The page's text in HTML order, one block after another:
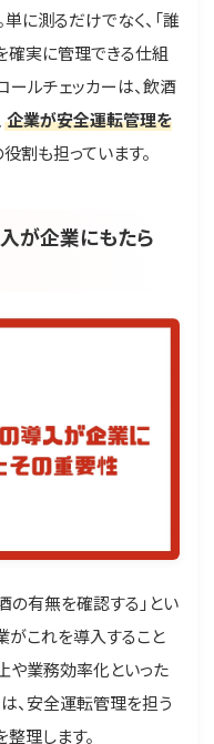
に測るだけでなく、「誰
確実に管理できる仕組
ールチェッカーは、飲酒
企業が安全運転管理を
役割も担っています。
が企業にもたら
の有無を確認する」とい
がこれを導入すること
や業務効率化といった
、安全運転管理を担う
理します。